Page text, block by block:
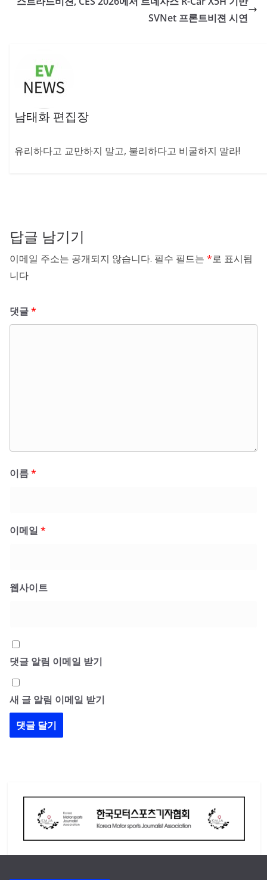
SVNet 프론트비젼 시연
남태화 편집장
유리하다고 교만하지 말고, 불리하다고 비굴하지 말라!
답글 남기기
이메일 주소는 공개되지 않습니다. 필수 필드는 *로 표시됩
니다
댓글*
이름*
이메일 *
웹사이트
댓글 알림 이메일 받기
새 글 알림 이메일 받기